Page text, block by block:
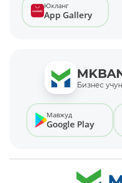
Юкланг
App Gallery
Бизнес
Мавжуд
Google Play